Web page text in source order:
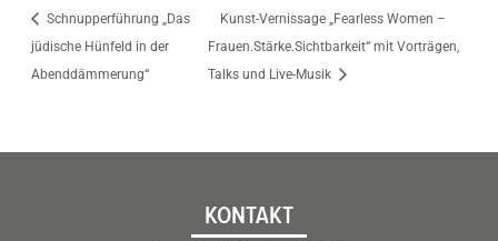
Schnupperführung „Das
jüdische Hünfeld in der
Abenddämmerung“
Kunst-Vernissage „Fearless Women –
Frauen.Stärke.Sichtbarkeit“ mit Vorträgen,
Talks und Live-Musik
KONTAKT